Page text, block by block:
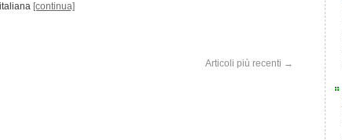
[continua]
Articoli più recenti →